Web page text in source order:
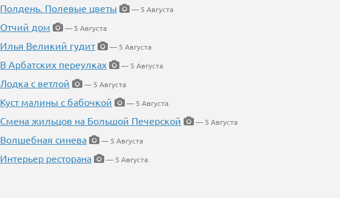
Полдень. Полевые цветы
— 5 Августа
Отчий дом
— 5 Августа
Илья Великий гудит
— 5 Августа
В Арбатских переулках
— 5 Августа
Лодка с ветлой
— 5 Августа
Куст малины с бабочкой
— 5 Августа
Смена жильцов на Большой Печерской
— 5 Августа
Волшебная синева
— 5 Августа
Интерьер ресторана — 5 Августа